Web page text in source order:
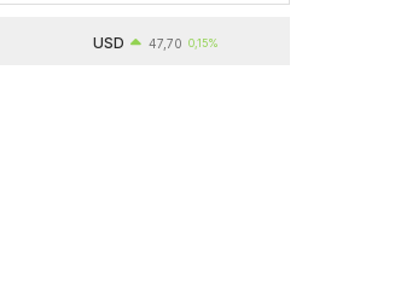
47,70 0,15%